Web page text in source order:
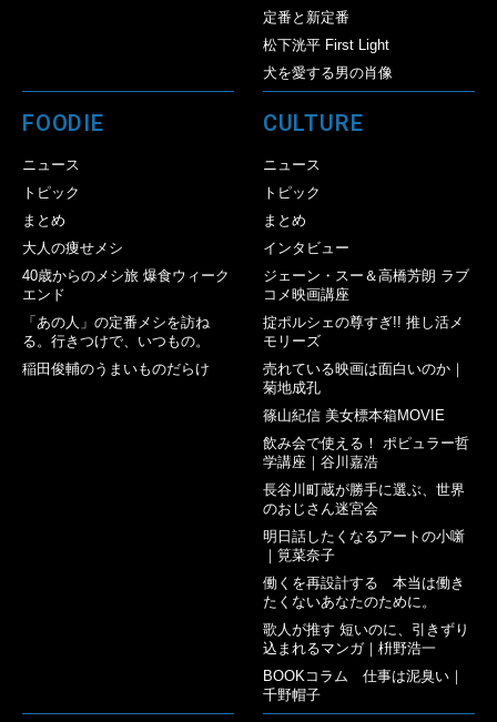
定番と新定番
松下洸平 First Light
犬を愛する男の肖像
FOODIE
ニュース
トピック
まとめ
大人の痩せメシ
40歳からのメシ旅 爆食ウィーク
エンド
「あの人」の定番メシを訪ね
る。行きつけで、いつもの。
稲田俊輔のうまいものだらけ
CULTURE
ニュース
トピック
まとめ
インタビュー
ジェーン・スー＆高橋芳朗 ラブ
コメ映画講座
掟ポルシェの尊すぎ!! 推し活メ
モリーズ
売れている映画は面白いのか｜
菊地成孔
篠山紀信 美女標本箱MOVIE
飲み会で使える！ ポピュラー哲
学講座｜谷川嘉浩
長谷川町蔵が勝手に選ぶ、世界
のおじさん迷宮会
明日話したくなるアートの小噺
｜筧菜奈子
働くを再設計する 本当は働き
たくないあなたのために。
歌人が推す 短いのに、引きずり
込まれるマンガ｜枡野浩一
BOOKコラム 仕事は泥臭い｜
千野帽子